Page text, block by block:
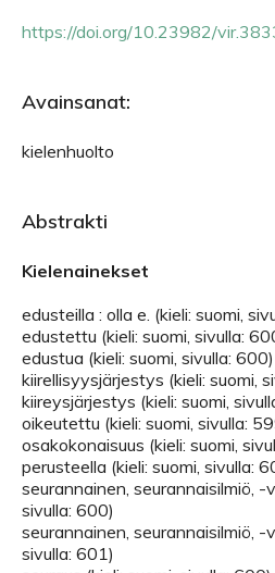
https://doi.org/10.23982/
Avainsanat:
kielenhuolto
Abstrakti
Kielenainekset
edusteilla : olla e. (kieli: suomi,
edustettu (kieli: suomi, sivulla:
edustua (kieli: suomi, sivulla: 600)
kiirellisyysjärjestys (kieli: suomi,
kiireysjärjestys (kieli: suomi,
oikeutettu (kieli: suomi, sivulla:
osakokonaisuus (kieli: suomi,
perusteella (kieli: suomi, sivulla:
seurannainen, seurannaisilmiö, -
sivulla: 600)
seurannainen, seurannaisilmiö, -
sivulla: 601)